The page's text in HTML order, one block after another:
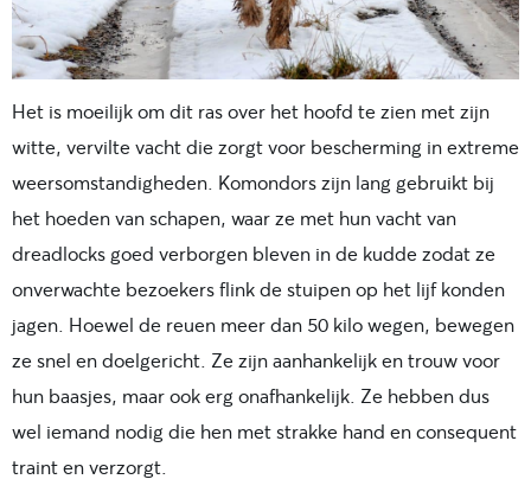
Het is moeilijk om dit ras over het hoofd te zien met zijn
witte, vervilte vacht die zorgt voor bescherming in extreme
weersomstandigheden. Komondors zijn lang gebruikt bij
het hoeden van schapen, waar ze met hun vacht van
dreadlocks goed verborgen bleven in de kudde zodat ze
onverwachte bezoekers flink de stuipen op het lijf konden
jagen. Hoewel de reuen meer dan 50 kilo wegen, bewegen
ze snel en doelgericht. Ze zijn aanhankelijk en trouw voor
hun baasjes, maar ook erg onafhankelijk. Ze hebben dus
wel iemand nodig die hen met strakke hand en consequent
traint en verzorgt.